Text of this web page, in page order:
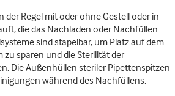
der Regel mit oder ohne Gestell oder in
die das Nachladen oder Nachfüllen
sind stapelbar, um Platz auf dem
sparen und die Sterilität der
Die Außenhüllen steriler Pipettenspitzen
während des Nachfüllens.